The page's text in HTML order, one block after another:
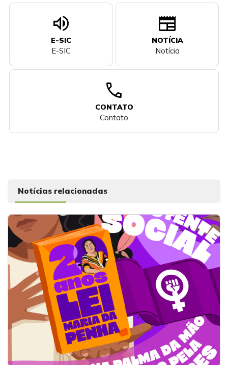
volume_up
E-SIC
E-SIC
newspaper
NOTÍCIA
Notícia
call
CONTATO
Contato
Notícias relacionadas